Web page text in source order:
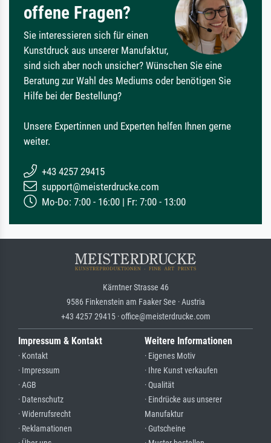
offene Fragen?
Sie interessieren sich für einen
Kunstdruck aus unserer Manufaktur,
sind sich aber noch unsicher? Wünschen Sie eine
Beratung zur Wahl des Mediums oder benötigen Sie
Hilfe bei der Bestellung?
Unsere Expertinnen und Experten helfen Ihnen gerne
weiter.
+43 4257 29415
support@meisterdrucke.com
Mo-Do: 7:00 - 16:00 | Fr: 7:00 - 13:00
Kärntner Strasse 46
9586 Finkenstein am Faaker See · Austria
+43 4257 29415 · office@meisterdrucke.com
Impressum & Kontakt
· Kontakt
· Impressum
· AGB
· Datenschutz
· Widerrufsrecht
· Reklamationen
Weitere Informationen
· Eigenes Motiv
· Ihre Kunst verkaufen
· Qualität
· Eindrücke aus unserer
Manufaktur
· Gutscheine